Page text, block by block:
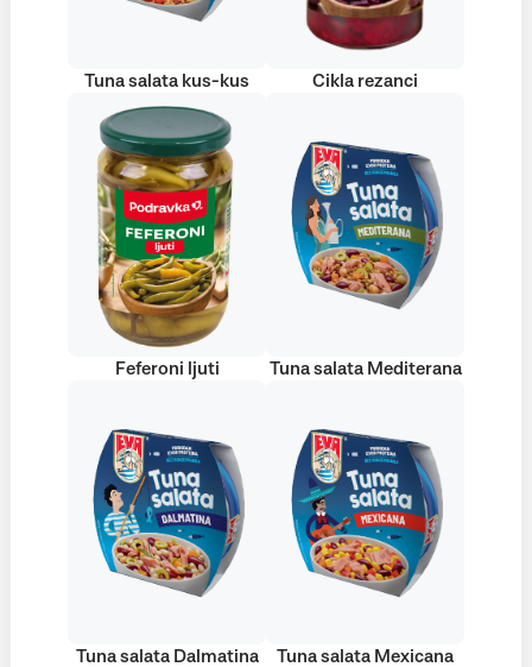
Tuna salata kus-kus Cikla rezanci
Feferoni ljuti Tuna salata Mediterana
Tuna salata Dalmatina Tuna salata Mexicana